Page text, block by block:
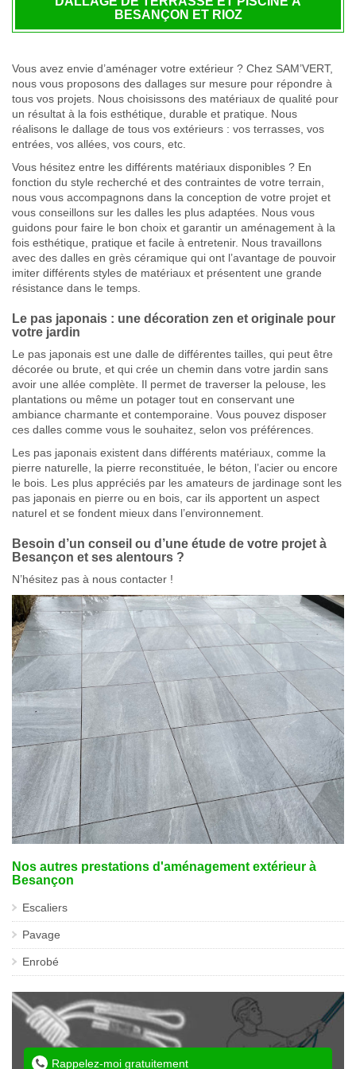
BESANÇON ET RIOZ
Vous avez envie d’aménager votre extérieur ? Chez SAM’VERT,
nous vous proposons des dallages sur mesure pour répondre à
tous vos projets. Nous choisissons des matériaux de qualité pour
un résultat à la fois esthétique, durable et pratique. Nous
réalisons le dallage de tous vos extérieurs : vos terrasses, vos
entrées, vos allées, vos cours, etc.
Vous hésitez entre les différents matériaux disponibles ? En
fonction du style recherché et des contraintes de votre terrain,
nous vous accompagnons dans la conception de votre projet et
vous conseillons sur les dalles les plus adaptées. Nous vous
guidons pour faire le bon choix et garantir un aménagement à la
fois esthétique, pratique et facile à entretenir. Nous travaillons
avec des dalles en grès céramique qui ont l’avantage de pouvoir
imiter différents styles de matériaux et présentent une grande
résistance dans le temps.
Le pas japonais : une décoration zen et originale pour
votre jardin
Le pas japonais est une dalle de différentes tailles, qui peut être
décorée ou brute, et qui crée un chemin dans votre jardin sans
avoir une allée complète. Il permet de traverser la pelouse, les
plantations ou même un potager tout en conservant une
ambiance charmante et contemporaine. Vous pouvez disposer
ces dalles comme vous le souhaitez, selon vos préférences.
Les pas japonais existent dans différents matériaux, comme la
pierre naturelle, la pierre reconstituée, le béton, l’acier ou encore
le bois. Les plus appréciés par les amateurs de jardinage sont les
pas japonais en pierre ou en bois, car ils apportent un aspect
naturel et se fondent mieux dans l’environnement.
Besoin d’un conseil ou d’une étude de votre projet à
Besançon et ses alentours ?
N’hésitez pas à nous contacter !
Nos autres prestations d'aménagement extérieur à
Besançon
Escaliers
Pavage
Enrobé
Rappelez-moi gratuitement